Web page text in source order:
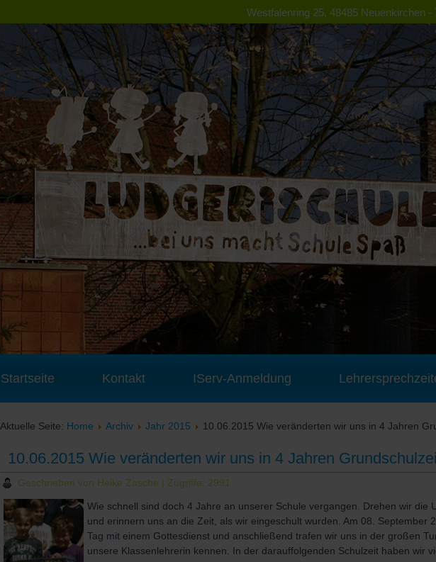
Westfalenring 25, 48485 Neuenkirchen
Startseite Kontakt IServ-Anmeldung
Aktuelle Seite: Home Archiv Jahr 2015 10.06.2015 Wie veränderten wir uns in 4 Jahren
10.06.2015 Wie veränderten wir uns in 4 Jahren
Geschrieben von Heike Zasche | Zugriffe: 2991
Wie schnell sind doch 4 Jahre an unserer Schule vergangen. Drehen wir die
und erinnern uns an die Zeit, als wir eingeschult wurden. Am 08. September
Tag mit einem Gottesdienst und anschließend trafen wir uns in der großen
unsere Klassenlehrerin kennen. In der darauffolgenden Schulzeit haben wir